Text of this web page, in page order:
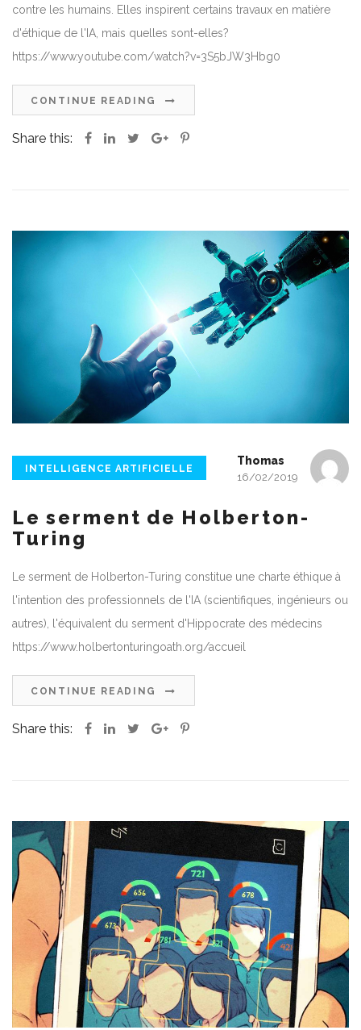
contre les humains. Elles inspirent certains travaux en matière
d'éthique de l'IA, mais quelles sont-elles?
https://www.youtube.com/watch?v=3S5bJW3Hbg0
CONTINUE READING
Share this:
INTELLIGENCE ARTIFICIELLE
Thomas
16/02/2019
Le serment de Holberton-
Turing
Le serment de Holberton-Turing constitue une charte éthique à
l'intention des professionnels de l'IA (scientifiques, ingénieurs ou
autres), l'équivalent du serment d'Hippocrate des médecins
https://www.holbertonturingoath.org/accueil
CONTINUE READING
Share this: